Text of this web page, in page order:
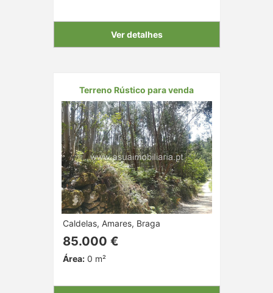
Ver detalhes
Terreno Rústico para venda
Caldelas, Amares, Braga
85.000 €
Área:0 m²